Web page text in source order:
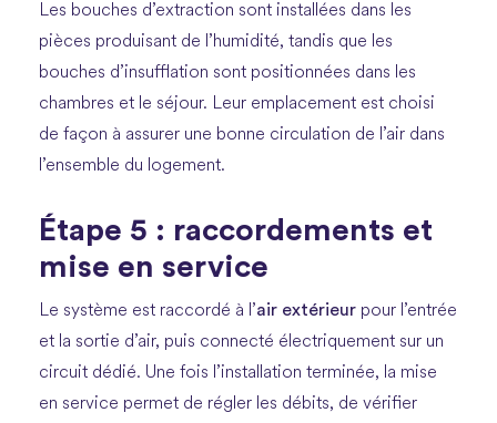
Les bouches d’extraction sont installées dans les
pièces produisant de l’humidité, tandis que les
bouches d’insufflation sont positionnées dans les
chambres et le séjour. Leur emplacement est choisi
de façon à assurer une bonne circulation de l’air dans
l’ensemble du logement.
Étape 5 : raccordements et
mise en service
Le système est raccordé à l’air extérieur pour l’entrée
et la sortie d’air, puis connecté électriquement sur un
circuit dédié. Une fois l’installation terminée, la mise
en service permet de régler les débits, de vérifier